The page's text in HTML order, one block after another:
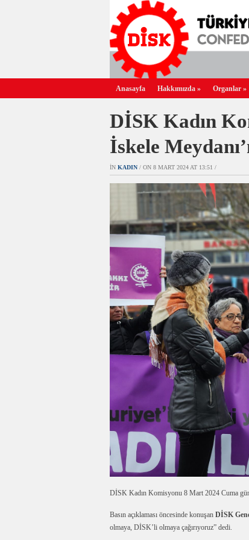
Anasayfa Hakkımızda » Organlar »
DİSK Kadın
İskele
IN KADIN / ON 8 MART 2024 AT 13:51 /
DİSK Kadın Komisyonu 8 Mart 2024 Cuma
Basın açıklaması öncesinde konuşan DİSK
olmaya, DİSK’li olmaya çağırıyoruz” dedi.